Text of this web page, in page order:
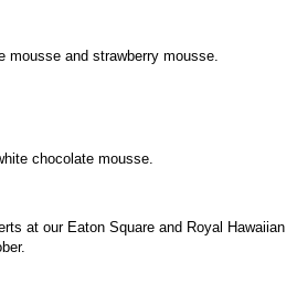
mousse and strawberry mousse.
chocolate mousse.
at our Eaton Square and Royal Hawaiian